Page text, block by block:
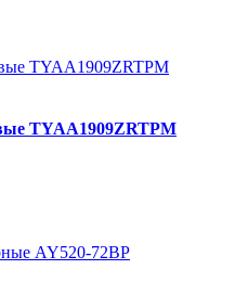
TYAA1909ZRTPM